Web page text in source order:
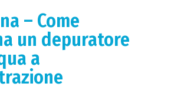
– Come
un depuratore
a